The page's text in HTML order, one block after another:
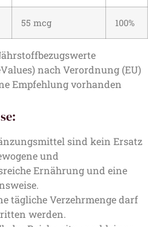
55 mcg 100%
nach Verordnung (EU)
Empfehlung vorhanden
sind kein Ersatz
und
Ernährung und eine
tägliche Verzehrmenge darf
werden.